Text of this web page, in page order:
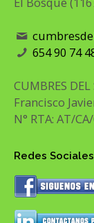
654 90 74
CUMBRES
Francisco
N° RTA: AT/
Redes Sociales